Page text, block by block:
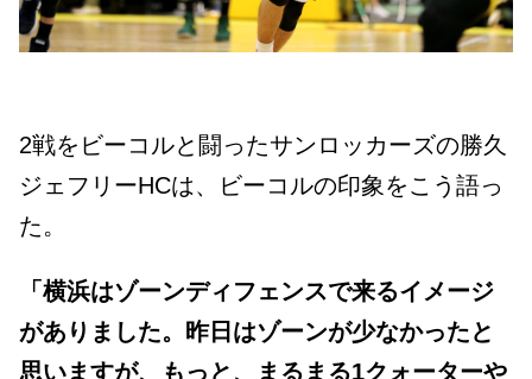
2戦をビーコルと闘ったサンロッカーズの勝久
ジェフリーHCは、ビーコルの印象をこう語っ
た。
「横浜はゾーンディフェンスで来るイメージ
がありました。昨日はゾーンが少なかったと
思いますが、もっと、まるまる1クォーターや